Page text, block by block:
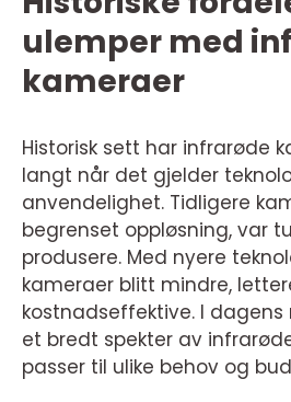
ulemper med
kameraer
Historisk sett har infrarøde
langt når det gjelder
anvendelighet. Tidligere
begrenset oppløsning, var
produsere. Med nyere
kameraer blitt mindre,
kostnadseffektive. I
et bredt spekter av
passer til ulike behov og